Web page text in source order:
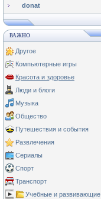
donat
ВАЖНО
Другое
Компьютерные игры
Красота и здоровье
Люди и блоги
Музыка
Общество
Путешествия и события
Развлечения
Сериалы
Спорт
Транспорт
Учебные и развивающие